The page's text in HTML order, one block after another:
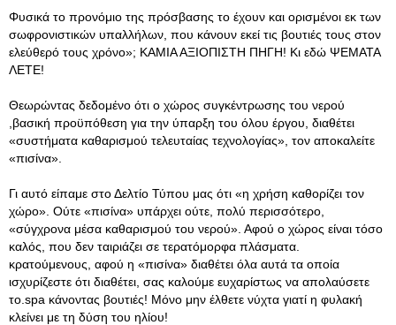
Φυσικά το προνόμιο της πρόσβασης το έχουν και ορισμένοι εκ των
σωφρονιστικών υπαλλήλων, που κάνουν εκεί τις βουτιές τους στον
ελεύθερό τους χρόνο»; ΚΑΜΙΑ ΑΞΙΟΠΙΣΤΗ ΠΗΓΗ! Κι εδώ ΨΕΜΑΤΑ
ΛΕΤΕ!
Θεωρώντας δεδομένο ότι ο χώρος συγκέντρωσης του νερού
,βασική προϋπόθεση για την ύπαρξη του όλου έργου, διαθέτει
«συστήματα καθαρισμού τελευταίας τεχνολογίας», τον αποκαλείτε
«πισίνα».
Γι αυτό είπαμε στο Δελτίο Τύπου μας ότι «η χρήση καθορίζει τον
χώρο». Ούτε «πισίνα» υπάρχει ούτε, πολύ περισσότερο,
«σύγχρονα μέσα καθαρισμού του νερού». Αφού ο χώρος είναι τόσο
καλός, που δεν ταιριάζει σε τερατόμορφα πλάσματα.
κρατούμενους, αφού η «πισίνα» διαθέτει όλα αυτά τα οποία
ισχυρίζεστε ότι διαθέτει, σας καλούμε ευχαρίστως να απολαύσετε
το.spa κάνοντας βουτιές! Μόνο μην έλθετε νύχτα γιατί η φυλακή
κλείνει με τη δύση του ηλίου!